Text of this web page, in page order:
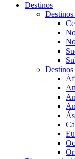
Destinos